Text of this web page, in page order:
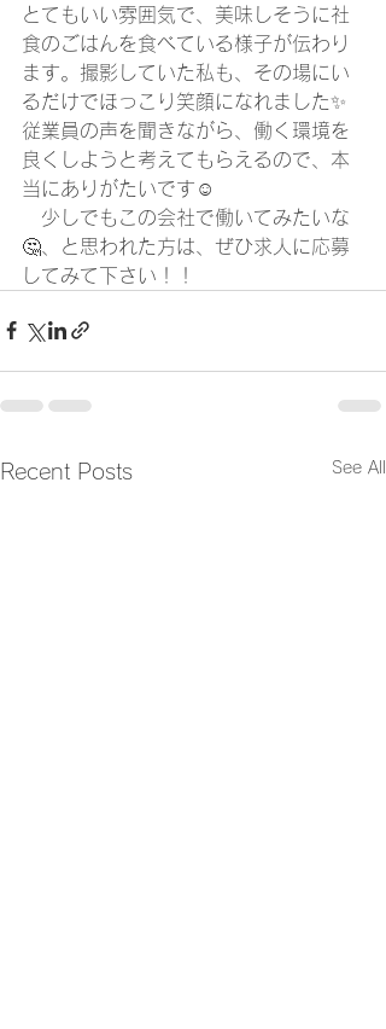
とてもいい雰囲気で、美味しそうに社
食のごはんを食べている様子が伝わり
ます。撮影していた私も、その場にい
るだけでほっこり笑顔になれました✨
従業員の声を聞きながら、働く環境を
良くしようと考えてもらえるので、本
当にありがたいです☺
少しでもこの会社で働いてみたいな
🤔、
と思われた方は、ぜひ求人に応募
してみて下さい！！
Recent Posts See All